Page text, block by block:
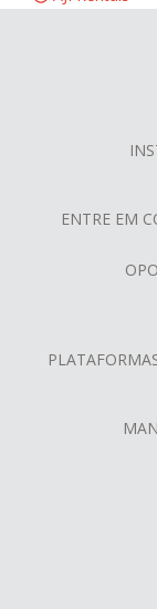
MENU
ENTRE EM